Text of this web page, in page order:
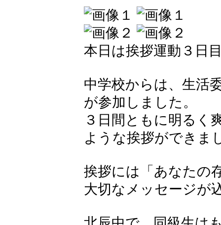
本日は挨拶運動３日
中学校からは、生活
が参加しました。
３日間ともに明るく
ような挨拶ができま
挨拶には「あなたの
大切なメッセージが